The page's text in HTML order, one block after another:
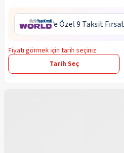
‘e Özel 9 Taksit
Fiyatı görmek için tarih seçiniz
Tarih Seç